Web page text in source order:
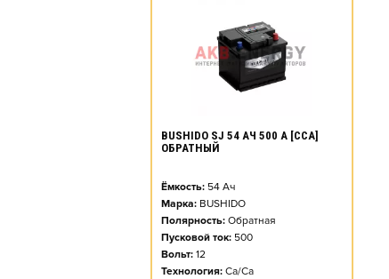
BUSHIDO SJ 54 АЧ 500 А [CCA]
ОБРАТНЫЙ
Ёмкость: 54Ач
Марка: BUSHIDO
Полярность: Обратная
Пусковой ток: 500
Вольт: 12
Технология: Ca/Ca